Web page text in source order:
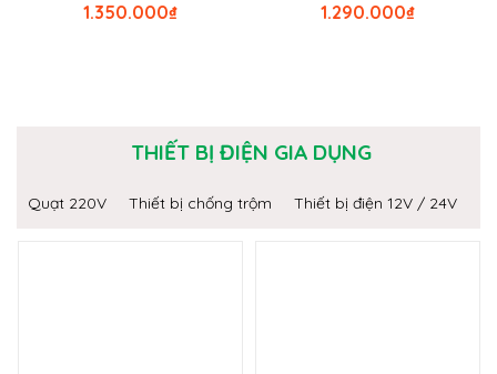
₫
1.350.000 ₫
1.290.000
THIẾT BỊ ĐIỆN GIA DỤNG
Quạt 220V Thiết bị chống trộm Thiết bị điện 12V / 24V